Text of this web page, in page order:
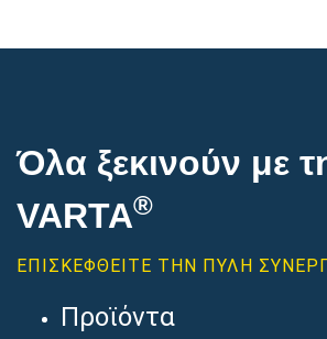
Όλα ξεκινούν με
VARTA®
ΕΠΙΣΚΕΦΘΕΊΤΕ ΤΗΝ ΠΥΛΗ
Προϊόντα